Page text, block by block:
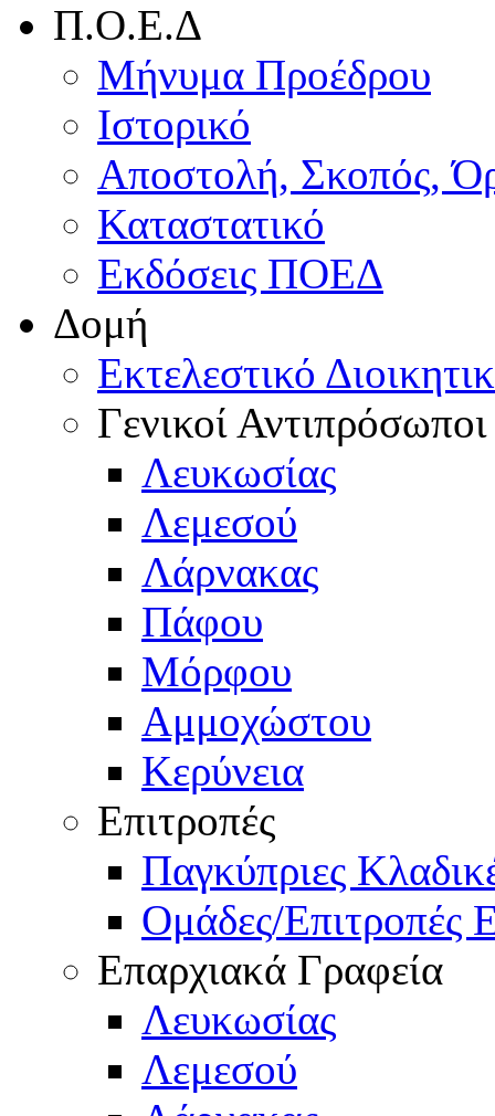
Π.Ο.Ε.Δ
Μήνυμα Προέδρου
Ιστορικό
Αποστολή, Σκοπός,
Καταστατικό
Εκδόσεις ΠΟΕΔ
Δομή
Εκτελεστικό
Γενικοί Αντιπρόσωποι
Λευκωσίας
Λεμεσού
Λάρνακας
Πάφου
Μόρφου
Αμμοχώστου
Κερύνεια
Επιτροπές
Παγκύπριες
Ομάδες/Επιτροπές
Επαρχιακά Γραφεία
Λευκωσίας
Λεμεσού